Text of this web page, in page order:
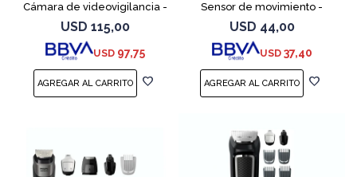
Cámara de videovigilancia -
color (Día y noche) - 640 x
480 - focal fijado - CC 3 V
USD 115,00
USD 97,75
Sensor de movimiento -
delgado - cableado - blanco
USD 44,00
USD 37,40